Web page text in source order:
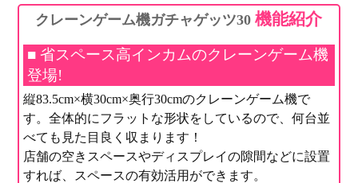
クレーンゲーム機ガチャゲッツ30 機能紹介
■ 省スペース高インカムのクレーンゲーム機
登場!
縦83.5cm×横30cm×奥行30cmのクレーンゲーム機で
す。全体的にフラットな形状をしているので、何台並
べても見た目良く収まります！
店舗の空きスペースやディスプレイの隙間などに設置
すれば、スペースの有効活用ができます。